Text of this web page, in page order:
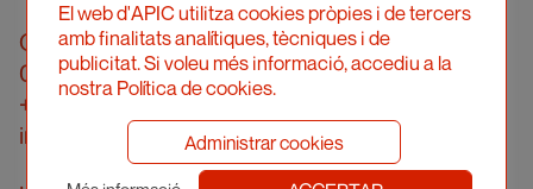
Carrer Londres, 96, pral. 2a
08036 Barcelona
+34 934 161 474
info@apic.cat
El web d'APIC utilitza cookies pròpies i de tercers
amb finalitats analítiques, tècniques i de
publicitat. Si voleu més informació, accediu a la
nostra Política de cookies.
Administrar cookies